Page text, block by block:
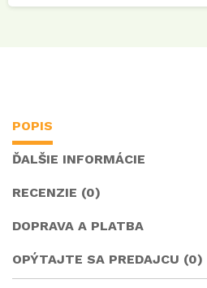
POPIS
ĎALŠIE INFORMÁCIE
RECENZIE (0)
DOPRAVA A PLATBA
OPÝTAJTE SA PREDAJCU (0)